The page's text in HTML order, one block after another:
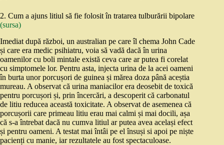
2. Cum a ajuns litiul să fie folosit în tratarea tulburării bipolare
(sursa)
Imediat după război, un australian pe care îl chema John Cade
și care era medic psihiatru, voia să vadă dacă în urina
oamenilor cu boli mintale există ceva care ar putea fi corelat
cu simptomele lor. Pentru asta, injecta urina de la acei oameni
în burta unor porcușori de guinea și mărea doza până aceștia
mureau. A observat că urina maniacilor era deosebit de toxică
pentru porcușori și, prin încercări, a descoperit că carbonatul
de litiu reducea această toxicitate. A observat de asemenea că
porcușorii care primeau litiu erau mai calmi și mai docili, așa
că s-a întrebat dacă nu cumva litiul ar putea avea același efect
și pentru oameni. A testat mai întâi pe el însuși si apoi pe niște
pacienți cu manie, iar rezultatele au fost spectaculoase.